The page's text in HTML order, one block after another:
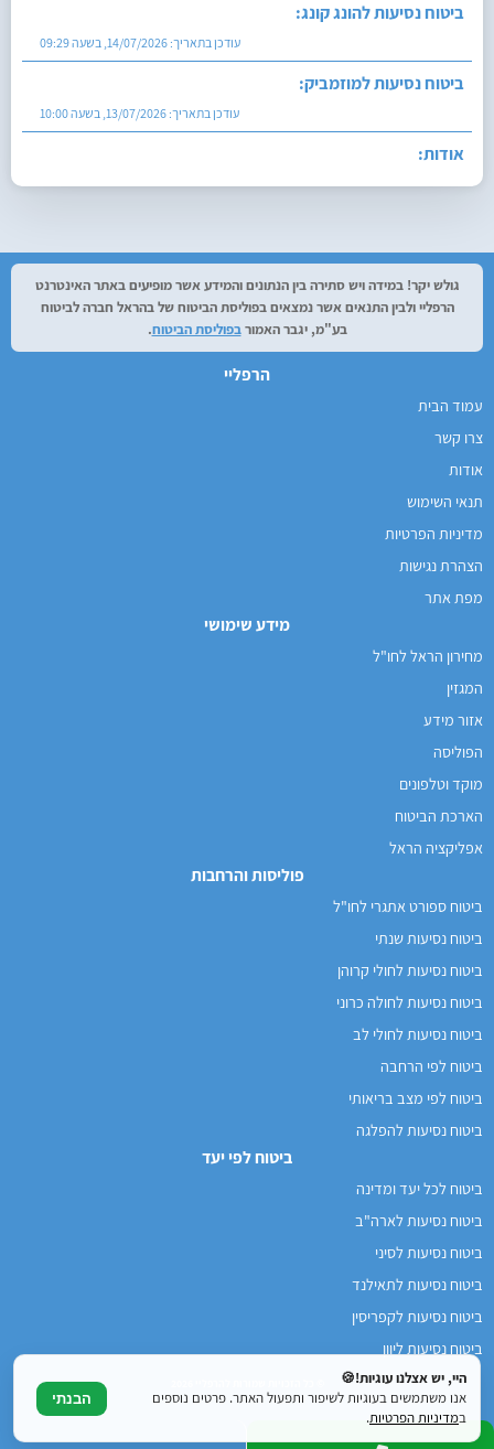
ביטוח נסיעות להונג קונג:
עודכן בתאריך: 14/07/2026, בשעה 09:29
ביטוח נסיעות למוזמביק:
עודכן בתאריך: 13/07/2026, בשעה 10:00
אודות:
עודכן בתאריך:27/07/2026, בשעה 12:29
גולש יקר! במידה ויש סתירה בין הנתונים והמידע אשר מופיעים באתר האינטרנט
הרפליי ולבין התנאים אשר נמצאים בפוליסת הביטוח של בהראל חברה לביטוח
בע"מ, יגבר האמורבפוליסת הביטוח.
הרפליי
עמוד הבית
צרו קשר
אודות
תנאי השימוש
מדיניות הפרטיות
הצהרת נגישות
מפת אתר
מידע שימושי
מחירון הראל לחו"ל
המגזין
אזור מידע
הפוליסה
מוקד וטלפונים
הארכת הביטוח
אפליקציה הראל
פוליסות והרחבות
ביטוח ספורט אתגרי לחו"ל
ביטוח נסיעות שנתי
ביטוח נסיעות לחולי קרוהן
ביטוח נסיעות לחולה כרוני
ביטוח נסיעות לחולי לב
ביטוח לפי הרחבה
ביטוח לפי מצב בריאותי
ביטוח נסיעות להפלגה
ביטוח לפי יעד
ביטוח לכל יעד ומדינה
ביטוח נסיעות לארה"ב
ביטוח נסיעות לסיני
ביטוח נסיעות לתאילנד
ביטוח נסיעות לקפריסין
ביטוח נסיעות ליוון
היי, יש אצלנו עוגיות!🍪
אנו משתמשים בעוגיות לשיפור ותפעול האתר. פרטים נוספים
במדיניות הפרטיות.
הבנתי